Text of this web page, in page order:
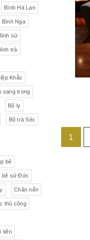
1
sơn dầu
bình
cổ
hồ quả lê
thất
Tiệp
Schwabap
Bình Hà Lan
Bình Nga
sứ
trà
Khắc
sang trọng
Bộ ly
Bộ trà Séc
bê
bê sứ Đức
Chân nến
thủ công
tiên